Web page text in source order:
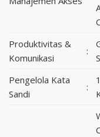
Produktivitas &
Komunikasi
:
Pengelola Kata
Sandi
: